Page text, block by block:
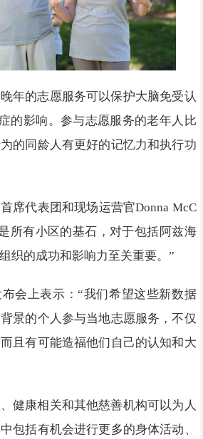
年的志愿服务可以保护大脑免受认
的影响。参与志愿服务的老年人比
的同龄人有更好的记忆力和执行功
席代表团和现场运营官Donna McC
所有小区的基石，对于包括阿兹海
织的成功和影响力至关重要。”
会上表示：“我们希望这些新数据
景的个人参与当地志愿服务，不仅
且有可能造福他们自己的认知和大
健康相关和其他慈善机构可以为人
包括有机会进行更多的身体活动、